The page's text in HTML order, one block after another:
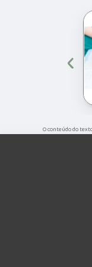
‹
O conteúdo do